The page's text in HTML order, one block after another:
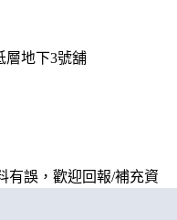
層地下3號舖
有誤，歡迎回報/補充資